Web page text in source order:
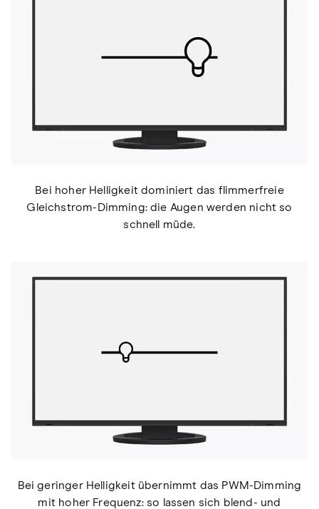
Bei hoher Helligkeit dominiert das flimmerfreie
Gleichstrom-Dimming: die Augen werden nicht so
schnell müde.
Bei geringer Helligkeit übernimmt das PWM-Dimming
mit hoher Frequenz: so lassen sich blend- und